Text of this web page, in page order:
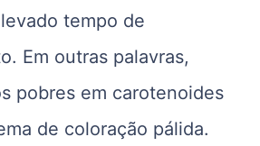
tempo de
Em outras palavras,
pobres em carotenoides
de coloração pálida.